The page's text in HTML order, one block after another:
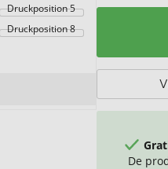
Druckposition 5
Druckposition 8
Karaf
Op
De